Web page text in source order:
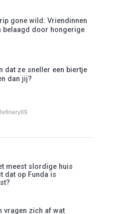
gone wild: Vriendinnen
belaagd door hongerige
dat ze sneller een biertje
dan jij?
meest slordige huis
dat op Funda is
vragen zich af wat